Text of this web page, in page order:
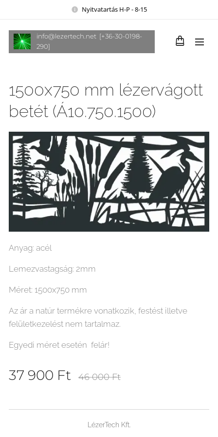
Nyitvatartás H-P - 8-15
info@lezertech.net [+36-30-0198-
290]
1500x750 mm lézervágott
betét (Á10.750.1500)
Anyag: acél
Lemezvastagság: 2mm
Méret: 1500x750 mm
Az ár a natúr termékre vonatkozik, festést illetve
felületkezelést nem tartalmaz.
Egyedi méret esetén felár!
37 900 Ft 46 000Ft
LézerTech Kft.